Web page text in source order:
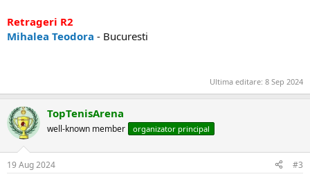
Retrageri R2
Mihalea Teodora - Bucuresti
Ultima editare: 8 Sep 2024
TopTenisArena
well-known member organizator principal
19 Aug 2024 #3